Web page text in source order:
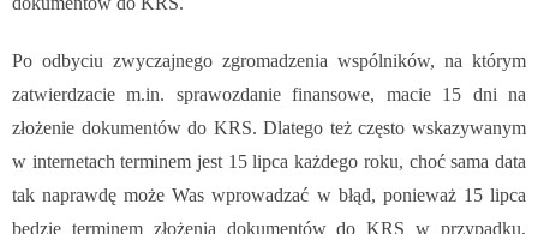
Po odbyciu zwyczajnego zgromadzenia wspólników, na którym
zatwierdzacie m.in. sprawozdanie finansowe, macie 15 dni na
złożenie dokumentów do KRS. Dlatego też często wskazywanym
w internetach terminem jest 15 lipca każdego roku, choć sama data
tak naprawdę może Was wprowadzać w błąd, ponieważ 15 lipca
będzie terminem złożenia dokumentów do KRS w przypadku,